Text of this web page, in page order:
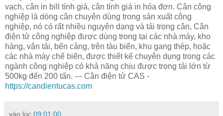
vạch, cân in bill tính giá, cân tính giá in hóa đơn. Cân công
nghiệp là dòng cân chuyên dùng trong sản xuất công
nghiệp, nó có rất nhiều nguyên dạng và tải trọng cân, Cân
điện tử công nghiệp được dùng trong tại các nhà máy, kho
hàng, vận tải, bến cảng, trên tàu biển, khu gang thép, hoặc
các nhà máy chế biến, được thiết kế chuyên dụng trong các
ngành công nghiệp có khả năng chịu được trọng tải lớn từ
500kg đến 200 tấn. --- Cân điện tử CAS -
https://candientucas.com
vào lúc 09:01:00